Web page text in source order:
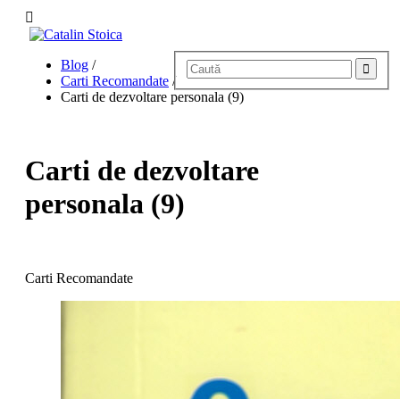
Blog
Povestea lui Cătălin
Servicii
Blog /
Carti Recomandate /
Carti de dezvoltare personala (9)
Carti de dezvoltare
personala (9)
Carti Recomandate